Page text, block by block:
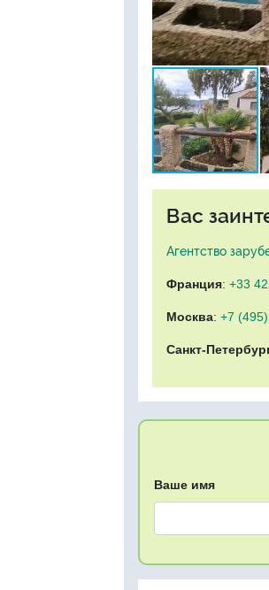
Вас
Агентство
Франция: +33
Москва: +7
Санкт-
Ваше имя